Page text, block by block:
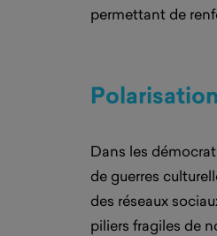
permettant de
Dans les
de guerres
des réseaux
piliers fragiles de